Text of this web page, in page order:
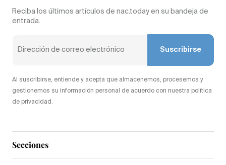
Secciones
Reciba los últimos artículos de nac.today en su bandeja de
entrada.
Suscribirse
Al suscribirse, entiende y acepta que almacenemos, procesemos y
gestionemos su información personal de acuerdo con nuestra política
de privacidad.